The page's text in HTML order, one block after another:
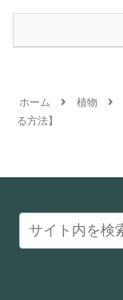
ホーム 植物
る方法】